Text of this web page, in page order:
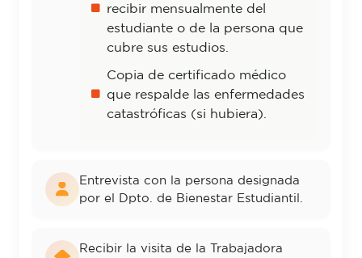
recibir mensualmente del
estudiante o de la persona que
cubre sus estudios.
Copia de certificado médico
que respalde las enfermedades
catastróficas (si hubiera).
Entrevista con la persona designada
por el Dpto. de Bienestar Estudiantil.
Recibir la visita de la Trabajadora